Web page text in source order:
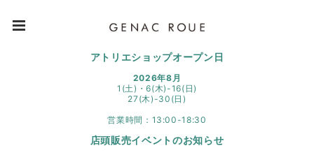
アトリエショップオープン日
2026年8月
1(土)・6(木)-16(日)
27(木)-30(日)
営業時間：13:00-18:30
店頭販売イベントのお知らせ